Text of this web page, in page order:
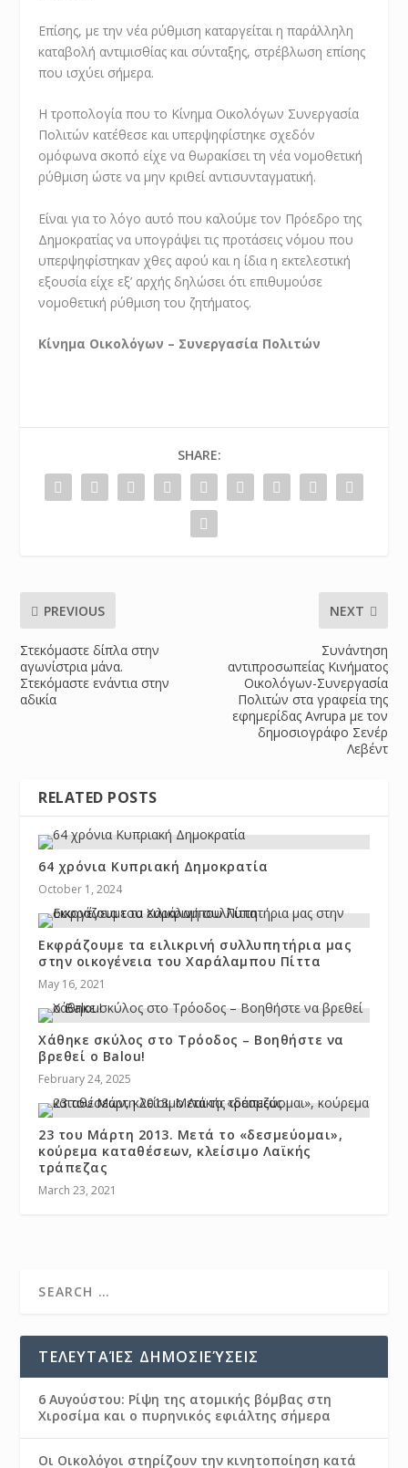
Επίσης, με την νέα ρύθμιση καταργείται η παράλληλη
καταβολή αντιμισθίας και σύνταξης, στρέβλωση επίσης
που ισχύει σήμερα.
Η τροπολογία που το Κίνημα Οικολόγων Συνεργασία
Πολιτών κατέθεσε και υπερψηφίστηκε σχεδόν
ομόφωνα σκοπό είχε να θωρακίσει τη νέα νομοθετική
ρύθμιση ώστε να μην κριθεί αντισυνταγματική.
Είναι για το λόγο αυτό που καλούμε τον Πρόεδρο της
Δημοκρατίας να υπογράψει τις προτάσεις νόμου που
υπερψηφίστηκαν χθες αφού και η ίδια η εκτελεστική
εξουσία είχε εξ’ αρχής δηλώσει ότι επιθυμούσε
νομοθετική ρύθμιση του ζητήματος.
Κίνημα Οικολόγων – Συνεργασία Πολιτών
SHARE:
PREVIOUS
Στεκόμαστε δίπλα στην
αγωνίστρια μάνα.
Στεκόμαστε ενάντια στην
αδικία
NEXT
Συνάντηση
αντιπροσωπείας Κινήματος
Οικολόγων-Συνεργασία
Πολιτών στα γραφεία της
εφημερίδας Avrupa με τον
δημοσιογράφο Σενέρ
Λεβέντ
RELATED POSTS
64 χρόνια Κυπριακή Δημοκρατία
October 1, 2024
Εκφράζουμε τα ειλικρινή συλλυπητήρια μας
στην οικογένεια του Χαράλαμπου Πίττα
May 16, 2021
Χάθηκε σκύλος στο Τρόοδος – Βοηθήστε να
βρεθεί ο Balou!
February 24, 2025
23 του Μάρτη 2013. Μετά το «δεσμεύομαι»,
κούρεμα καταθέσεων, κλείσιμο Λαϊκής
τράπεζας
March 23, 2021
ΤΕΛΕΥΤΑΊΕΣ ΔΗΜΟΣΙΕΎΣΕΙΣ
6 Αυγούστου: Ρίψη της ατομικής βόμβας στη
Χιροσίμα και ο πυρηνικός εφιάλτης σήμερα
Οι Οικολόγοι στηρίζουν την κινητοποίηση κατά